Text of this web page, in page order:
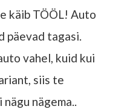
käib TÖÖL! Auto
päevad tagasi.
vahel, kuid kui
siis te
nägema..